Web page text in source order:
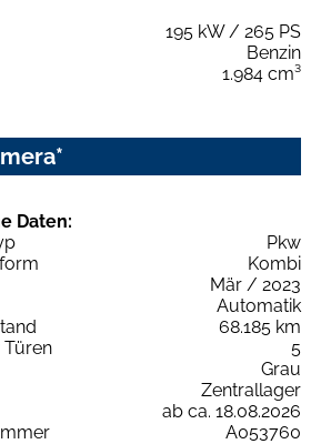
195 kW / 265 PS
Benzin
1.984 cm³
Daten:
Pkw
Kombi
Mär / 2023
Automatik
68.185 km
Türen
5
Grau
Zentrallager
ab ca. 18.08.2026
A053760